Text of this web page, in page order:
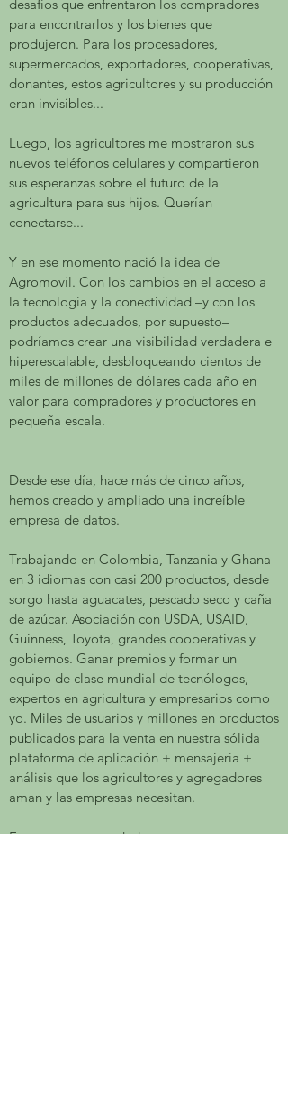
desafíos que enfrentaron los compradores
para encontrarlos y los bienes que
produjeron. Para los procesadores,
supermercados, exportadores, cooperativas,
donantes, estos agricultores y su producción
eran invisibles...
Luego, los agricultores me mostraron sus
nuevos teléfonos celulares y compartieron
sus esperanzas sobre el futuro de la
agricultura para sus hijos. Querían
conectarse...
Y en ese momento nació la idea de
Agromovil. Con los cambios en el acceso a
la tecnología y la conectividad –y con los
productos adecuados, por supuesto–
podríamos crear una visibilidad verdadera e
hiperescalable, desbloqueando cientos de
miles de millones de dólares cada año en
valor para compradores y productores en
pequeña escala.
Desde ese día, hace más de cinco años,
hemos creado y ampliado una increíble
empresa de datos.
Trabajando en Colombia, Tanzania y Ghana
en 3 idiomas con casi 200 productos, desde
sorgo hasta aguacates, pescado seco y caña
de azúcar. Asociación con USDA, USAID,
Guinness, Toyota, grandes cooperativas y
gobiernos. Ganar premios y formar un
equipo de clase mundial de tecnólogos,
expertos en agricultura y empresarios como
yo. Miles de usuarios y millones en productos
publicados para la venta en nuestra sólida
plataforma de aplicación + mensajería +
análisis que los agricultores y agregadores
aman y las empresas necesitan.
​Estamos en un verdadero momento